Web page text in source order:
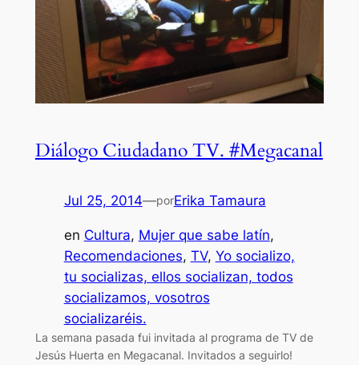
Diálogo Ciudadano TV. #Megacanal
Jul 25, 2014—porErika Tamaura
en Cultura, Mujer que sabe latín
Recomendaciones, TV, Yo socializo,
tu socializas, ellos socializan, todos
socializamos, vosotros
socializaréis.
La semana pasada fui invitada al programa de TV de
Jesús Huerta en Megacanal. Invitados a seguirlo!